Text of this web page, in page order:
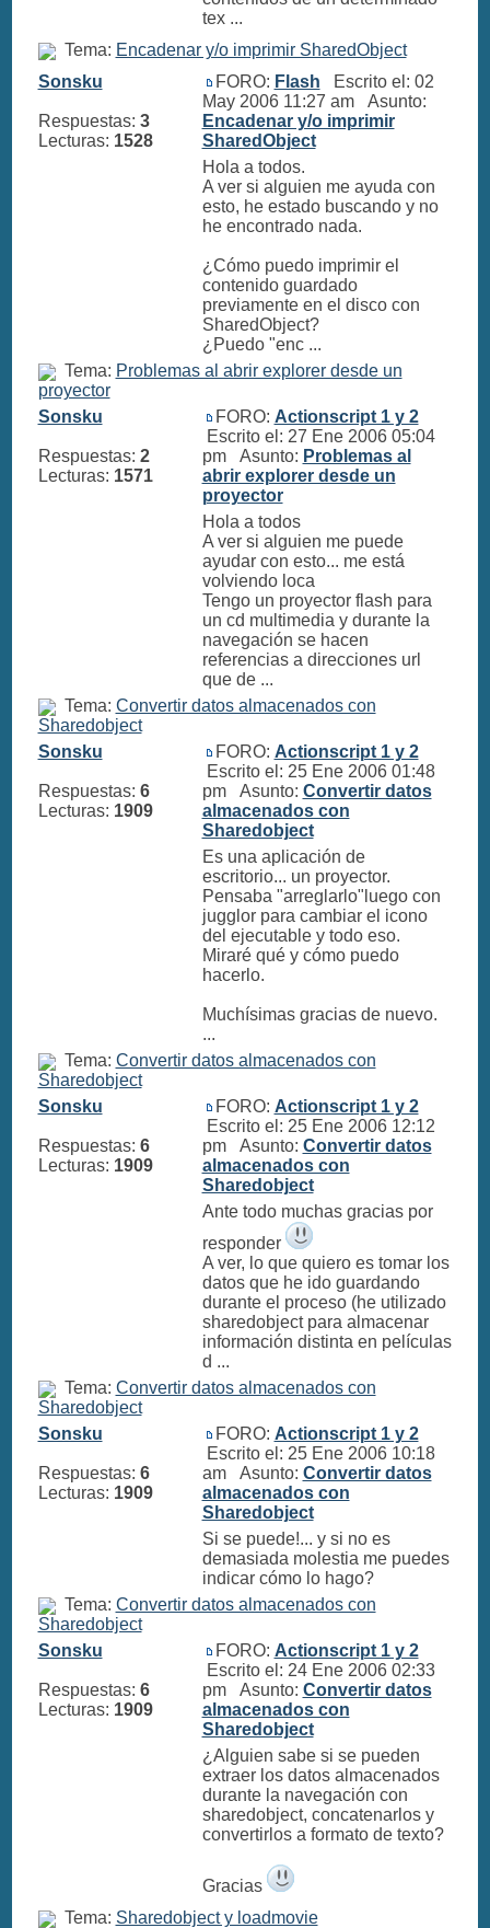
tex ...
Tema: Encadenar y/o imprimir SharedObject
Sonsku
Respuestas: 3
Lecturas: 1528
FORO: Flash Escrito el: 02
May 2006 11:27 am Asunto:
Encadenar y/o imprimir
SharedObject
Hola a todos.
A ver si alguien me ayuda con
esto, he estado buscando y no
he encontrado nada.
¿Cómo puedo imprimir el
contenido guardado
previamente en el disco con
SharedObject?
¿Puedo "enc ...
Tema: Problemas al abrir explorer desde un
proyector
Sonsku
Respuestas: 2
Lecturas: 1571
FORO: Actionscript 1 y 2
Escrito el: 27 Ene 2006 05:04
pm Asunto: Problemas al
abrir explorer desde un
proyector
Hola a todos
A ver si alguien me puede
ayudar con esto... me está
volviendo loca
Tengo un proyector flash para
un cd multimedia y durante la
navegación se hacen
referencias a direcciones url
que de ...
Tema: Convertir datos almacenados con
Sharedobject
Sonsku
Respuestas: 6
Lecturas: 1909
FORO: Actionscript 1 y 2
Escrito el: 25 Ene 2006 01:48
pm Asunto: Convertir datos
almacenados con
Sharedobject
Es una aplicación de
escritorio... un proyector.
Pensaba "arreglarlo"luego con
jugglor para cambiar el icono
del ejecutable y todo eso.
Miraré qué y cómo puedo
hacerlo.
Muchísimas gracias de nuevo.
...
Tema: Convertir datos almacenados con
Sharedobject
Sonsku
Respuestas: 6
Lecturas: 1909
FORO: Actionscript 1 y 2
Escrito el: 25 Ene 2006 12:12
pm Asunto: Convertir datos
almacenados con
Sharedobject
Ante todo muchas gracias por
responder
A ver, lo que quiero es tomar los
datos que he ido guardando
durante el proceso (he utilizado
sharedobject para almacenar
información distinta en películas
d ...
Tema: Convertir datos almacenados con
Sharedobject
Sonsku
Respuestas: 6
Lecturas: 1909
FORO: Actionscript 1 y 2
Escrito el: 25 Ene 2006 10:18
am Asunto: Convertir datos
almacenados con
Sharedobject
Si se puede!... y si no es
demasiada molestia me puedes
indicar cómo lo hago?
Tema: Convertir datos almacenados con
Sharedobject
Sonsku
Respuestas: 6
Lecturas: 1909
FORO: Actionscript 1 y 2
Escrito el: 24 Ene 2006 02:33
pm Asunto: Convertir datos
almacenados con
Sharedobject
¿Alguien sabe si se pueden
extraer los datos almacenados
durante la navegación con
sharedobject, concatenarlos y
convertirlos a formato de texto?
Gracias
Tema: Sharedobject y loadmovie